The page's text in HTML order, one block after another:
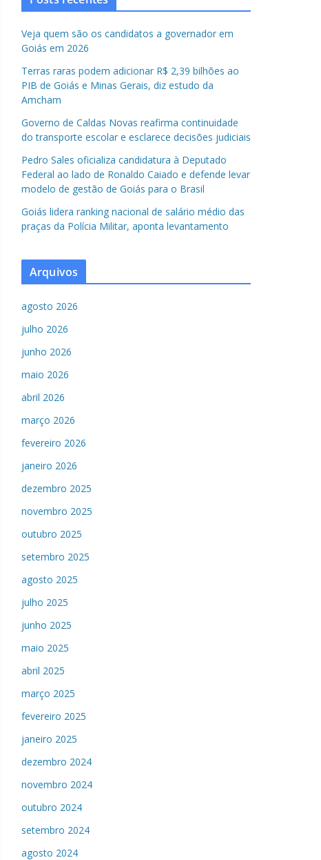
Veja quem são os candidatos a governador em
Goiás em 2026
Terras raras podem adicionar R$ 2,39 bilhões ao
PIB de Goiás e Minas Gerais, diz estudo da
Amcham
Governo de Caldas Novas reafirma continuidade
do transporte escolar e esclarece decisões judiciais
Pedro Sales oficializa candidatura à Deputado
Federal ao lado de Ronaldo Caiado e defende levar
modelo de gestão de Goiás para o Brasil
Goiás lidera ranking nacional de salário médio das
praças da Polícia Militar, aponta levantamento
Arquivos
agosto 2026
julho 2026
junho 2026
maio 2026
abril 2026
março 2026
fevereiro 2026
janeiro 2026
dezembro 2025
novembro 2025
outubro 2025
setembro 2025
agosto 2025
julho 2025
junho 2025
maio 2025
abril 2025
março 2025
fevereiro 2025
janeiro 2025
dezembro 2024
novembro 2024
outubro 2024
setembro 2024
agosto 2024